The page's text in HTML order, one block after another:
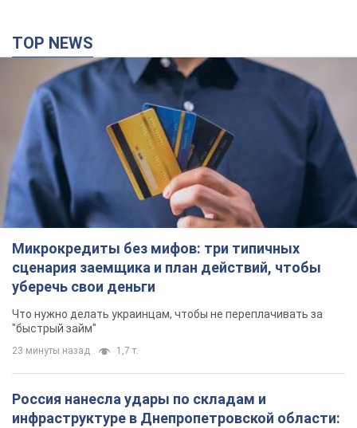
TOP NEWS
Микрокредиты без мифов: три типичных
сценария заемщика и план действий, чтобы
уберечь свои деньги
Что нужно делать украинцам, чтобы не переплачивать за
"быстрый займ"
23 минуты назад 1,7 т.
Россия нанесла удары по складам и
инфраструктуре в Днепропетровской области: